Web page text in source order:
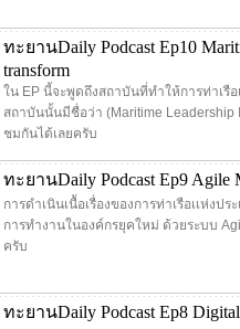
ทะยานDaily Podcast Ep10
transform
ใน EP นี้จะพูดถึงสถาบันที่ทำให้การท่าเรื
สถาบันนั้นมีชื่อว่า (Maritime Leadership
ชมกันได้เลยครับ
ทะยานDaily Podcast Ep9 Agile
การดำเนินเนื้อเรื่องของการท่าเรือเเห่งป
การทำงานในองค์กรยุคใหม่ ด้วยระบบ
ครับ
ทะยานDaily Podcast Ep8